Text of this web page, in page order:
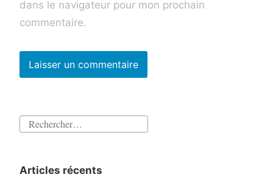
dans le navigateur pour mon prochain
commentaire.
Rechercher :
Articles récents